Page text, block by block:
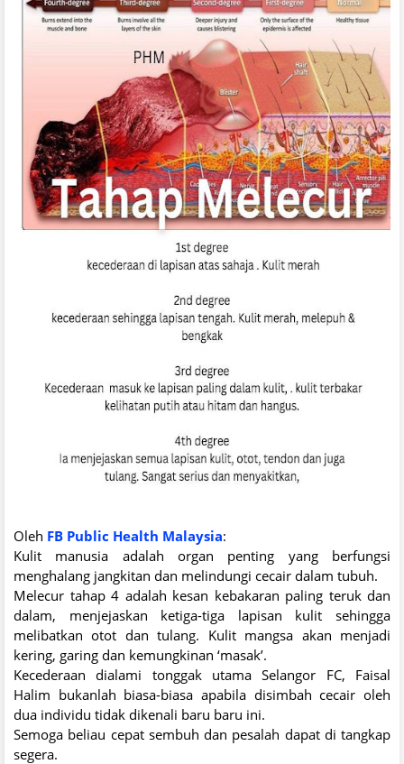
Oleh FB Public Health Malaysia:
Kulit manusia adalah organ penting yang berfungsi
menghalang jangkitan dan melindungi cecair dalam tubuh.
Melecur tahap 4 adalah kesan kebakaran paling teruk dan
dalam, menjejaskan ketiga-tiga lapisan kulit sehingga
melibatkan otot dan tulang. Kulit mangsa akan menjadi
kering, garing dan kemungkinan ‘masak’.
Kecederaan dialami tonggak utama Selangor FC, Faisal
Halim bukanlah biasa-biasa apabila disimbah cecair oleh
dua individu tidak dikenali baru baru ini.
Semoga beliau cepat sembuh dan pesalah dapat di tangkap
segera.